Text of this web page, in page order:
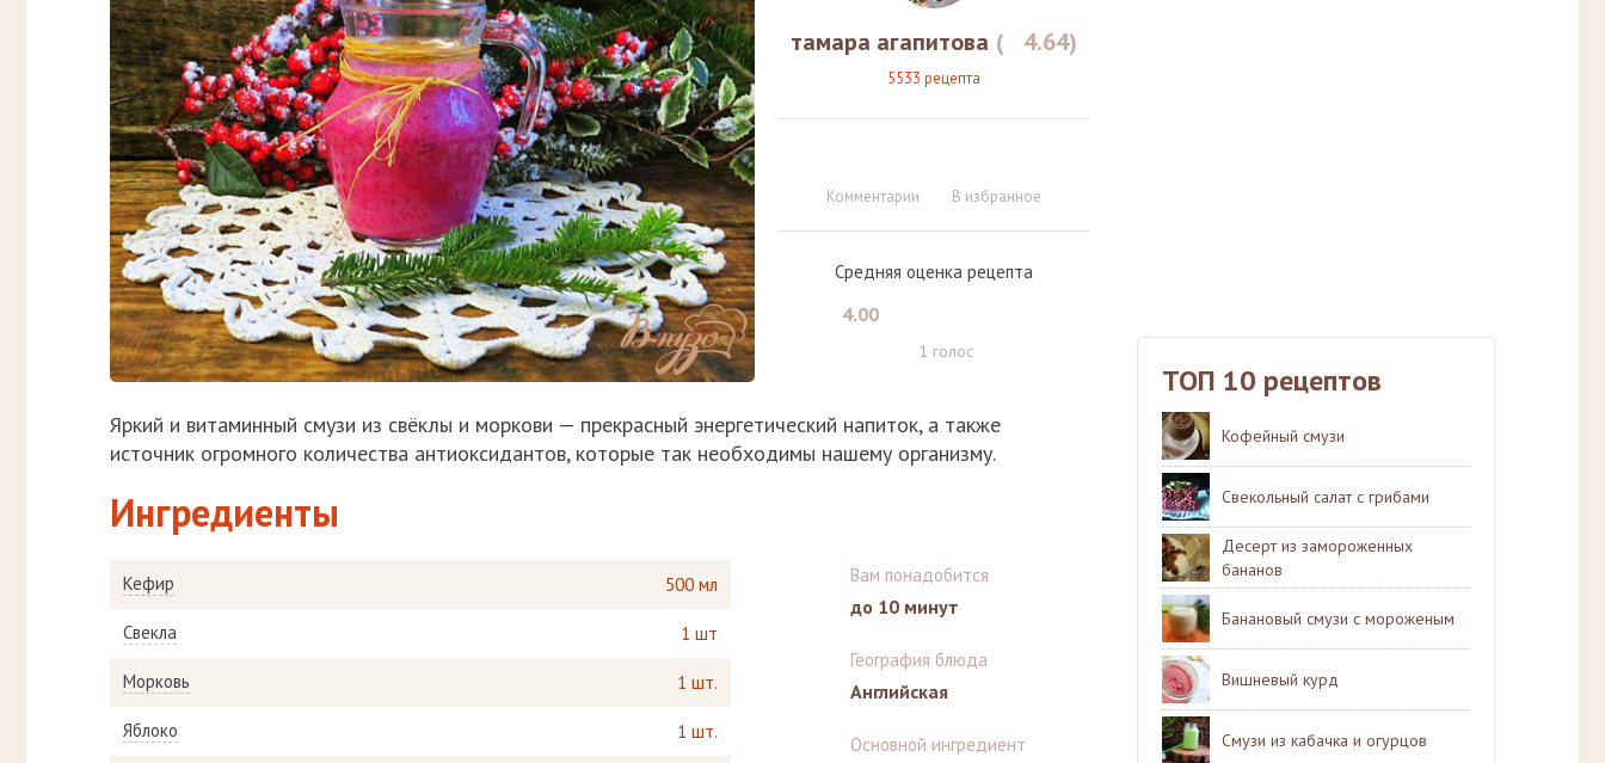
тамара агапитова ( 4.64)
5533 рецепта
Комментарии В избранное
Средняя оценка рецепта
4.00
1 голос
Яркий и витаминный смузи из свёклы и моркови — прекрасный энергетический напиток, а также
источник огромного количества антиоксидантов, которые так необходимы нашему организму.
Ингредиенты
Кефир 500 мл
Свекла 1 шт
Морковь 1 шт.
Яблоко 1 шт.
Вам понадобится
до 10 минут
География блюда
Английская
Основной ингредиент
ТОП 10 рецептов
Кофейный смузи
Свекольный салат с грибами
Десерт из замороженных
бананов
Банановый смузи с мороженым
Вишневый курд
Смузи из кабачка и огурцов